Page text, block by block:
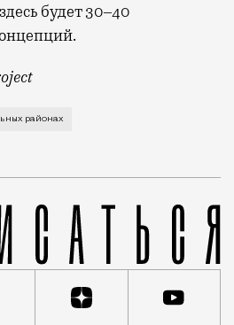
будет 30–40
со «Смоленского пассажа 2»
районах